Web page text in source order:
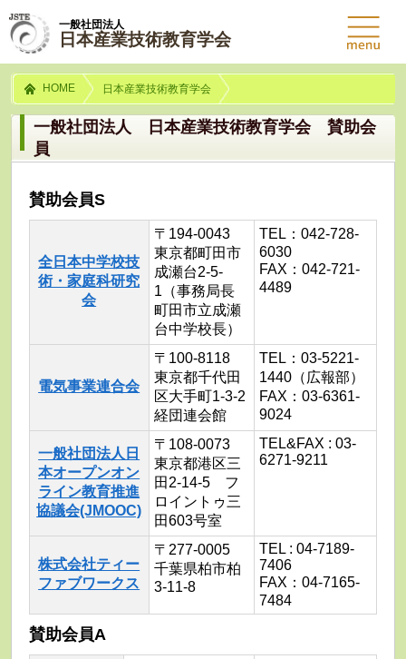
一般社団法人
日本産業技術教育学会
HOME 日本産業技術教育学会
一般社団法人 日本産業技術教育学会 賛助会
員
賛助会員S
全日本中学校技
術・家庭科研究
会
〒194-0043
東京都町田市
成瀬台2-5-
1（事務局長
町田市立成瀬
台中学校長）
TEL：042-728-
6030
FAX：042-721-
4489
電気事業連合会
〒100-8118
東京都千代田
区大手町1-3-2
経団連会館
TEL：03-5221-
1440（広報部）
FAX：03-6361-
9024
一般社団法人日
本オープンオン
ライン教育推進
協議会(JMOOC)
〒108-0073
東京都港区三
田2-14-5 フ
ロイントゥ三
田603号室
TEL&FAX : 03-
6271-9211
株式会社ティー
ファブワークス
〒277-0005
千葉県柏市柏
3-11-8
TEL : 04-7189-
7406
FAX：04-7165-
7484
賛助会員A